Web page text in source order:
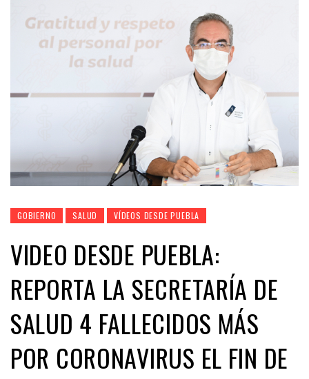
GOBIERNO SALUD VÍDEOS DESDE PUEBLA
VIDEO DESDE PUEBLA:
REPORTA LA SECRETARÍA DE
SALUD 4 FALLECIDOS MÁS
POR CORONAVIRUS EL FIN DE